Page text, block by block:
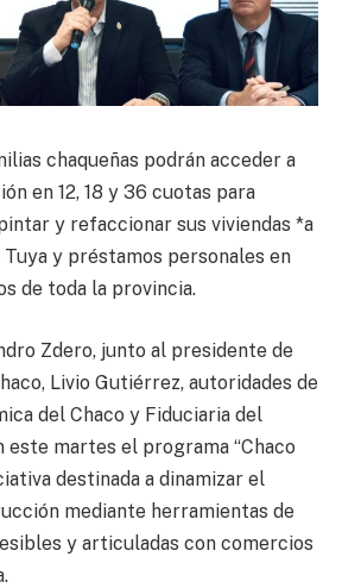
chaqueñas podrán acceder a
en 12, 18 y 36 cuotas para
y refaccionar sus viviendas *a
y préstamos personales en
de toda la provincia.
Zdero, junto al presidente de
Livio Gutiérrez, autoridades de
del Chaco y Fiduciaria del
martes el programa “Chaco
destinada a dinamizar el
mediante herramientas de
y articuladas con comercios